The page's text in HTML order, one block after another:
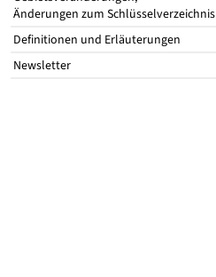
Änderungen zum Schlüsselverzeichnis
Definitionen und Erläuterungen
Newsletter